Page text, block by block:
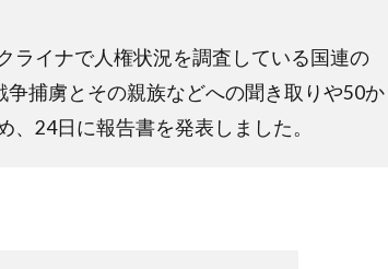
ライナで人権状況を調査している国連の
争捕虜とその親族などへの聞き取りや50か
24日に報告書を発表しました。